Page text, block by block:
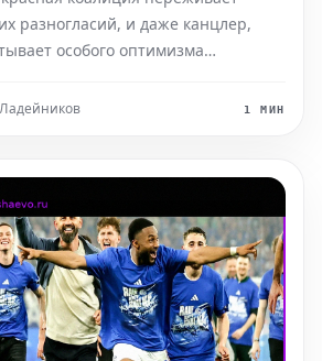
разногласий, и даже канцлер,
особого оптимизма
было бы прекращение
Ладейников 1 МИН